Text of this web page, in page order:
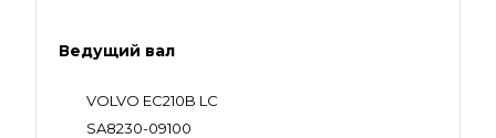
Ведущий вал
VOLVO EC210B LC
SA8230-09100